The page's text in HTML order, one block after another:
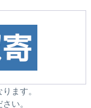
ます。
い。